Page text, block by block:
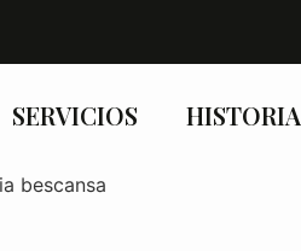
SERVICIOS HISTORIA